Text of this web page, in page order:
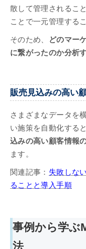
散して管理されるこ
ことで一元管理する
そのため、
どのマー
に繋がったのか分析
販売見込みの高い
さまざまなデータを
い施策を自動化する
込みの高い顧客情報
ます。
関連記事： 失敗しな
ることと導入手順
事例から学ぶ
法